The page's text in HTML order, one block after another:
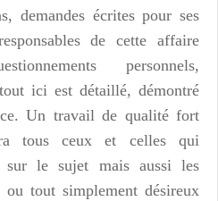
demandes écrites pour ses
de cette affaire
personnels,
ici est détaillé, démontré
Un travail de qualité fort
tous ceux et celles qui
sur le sujet mais aussi les
ou tout simplement désireux